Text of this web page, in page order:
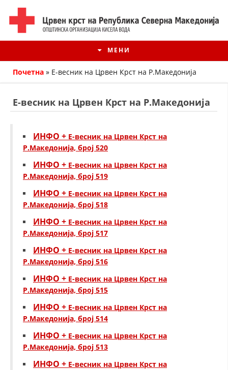
МЕНИ
ИСТОРИЈАТ НА ЦКРМ
ИСТОРИЈАТ НА ДВИЖЕЊЕТО
СТРУКТУРА НА ОРГАНИЗАЦИЈАТА
КОНТАКТ ИНФОРМАЦИИ
ЗАКОН ЗА ЦКРМ
Почетна » Е-весник на Црвен Крст на Р.Македонија
Е-весник на Црвен Крст на Р.Македонија
ИНФО + Е-весник на Црвен Крст на
Р.Македонија, број 520
ИНФО + Е-весник на Црвен Крст на
Р.Македонија, број 519
ИНФО + Е-весник на Црвен Крст на
Р.Македонија, број 518
ИНФО + Е-весник на Црвен Крст на
Р.Македонија, број 517
ИНФО + Е-весник на Црвен Крст на
Р.Македонија, број 516
ИНФО + Е-весник на Црвен Крст на
Р.Македонија, број 515
ИНФО + Е-весник на Црвен Крст на
Р.Македонија, број 514
ИНФО + Е-весник на Црвен Крст на
Р.Македонија, број 513
ИНФО + Е-весник на Црвен Крст на